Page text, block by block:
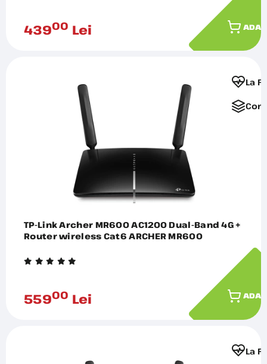
43900 Lei
La
TP-Link Archer MR600 AC1200 Dual-Band 4G +
Router wireless Cat6 ARCHER MR600
55900 Lei
La